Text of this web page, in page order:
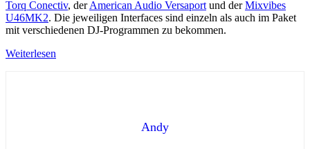
Torq Conectiv, derAmerican Audio Versaportund derMixvibes
U46MK2. Die jeweiligen Interfaces sind einzeln als auch im Paket
mit verschiedenen DJ-Programmen zu bekommen.
Weiterlesen
Andy